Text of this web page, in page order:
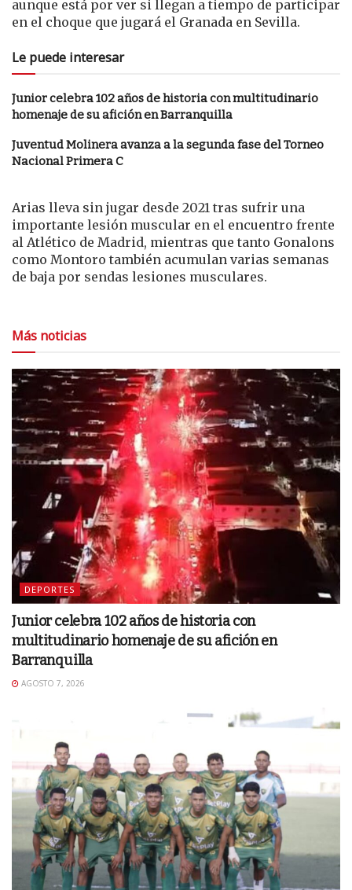
aunque está por ver si llegan a tiempo de participar
en el choque que jugará el Granada en Sevilla.
Le puede interesar
Junior celebra 102 años de historia con multitudinario
homenaje de su afición en Barranquilla
Juventud Molinera avanza a la segunda fase del Torneo
Nacional Primera C
Arias lleva sin jugar desde 2021 tras sufrir una
importante lesión muscular en el encuentro frente
al Atlético de Madrid, mientras que tanto Gonalons
como Montoro también acumulan varias semanas
de baja por sendas lesiones musculares.
Más noticias
DEPORTES
Junior celebra 102 años de historia con
multitudinario homenaje de su afición en
Barranquilla
AGOSTO 7, 2026